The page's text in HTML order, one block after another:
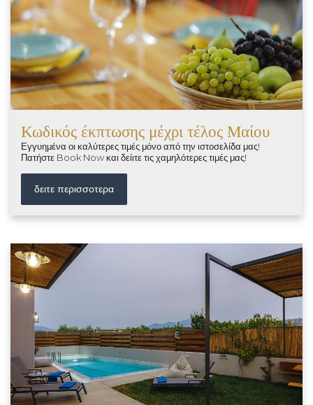
Κωδικός έκπτωσης μέχρι τέλος Μαίου
Εγγυημένα οι καλύτερες τιμές μόνο από την ιστοσελίδα μας!
Πατήστε Book Now και δείιτε τις χαμηλότερες τιμές μας!
δειτε περισσοτερα